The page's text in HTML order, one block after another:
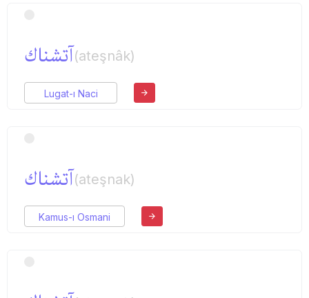
آتشناك(ateşnâk)
Lugat-ı Naci
آتشناك(ateşnak)
Kamus-ı Osmani